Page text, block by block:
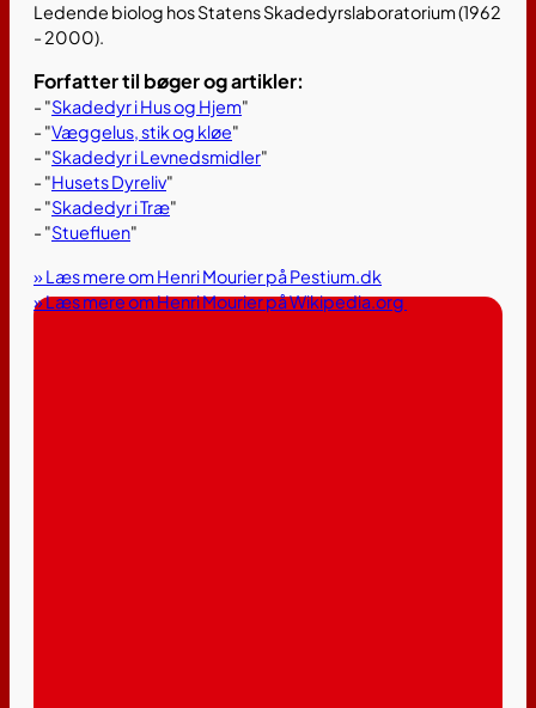
Ledende biolog hos Statens Skadedyrslaboratorium (1962
- 2000).
Forfatter til bøger og artikler:
- "Skadedyr i Hus og Hjem"
- "Væggelus, stik og kløe"
- "Skadedyr i Levnedsmidler"
- "Husets Dyreliv"
- "Skadedyr i Træ"
- "Stuefluen"
» Læs mere om Henri Mourier på Pestium.dk
» Læs mere om Henri Mourier på Wikipedia.org